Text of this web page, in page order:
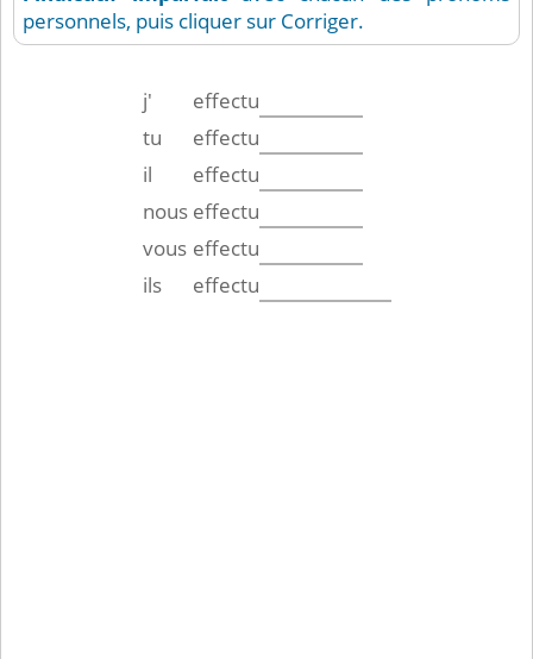
personnels, puis cliquer sur Corriger.
j'
effectu
tu
effectu
il
effectu
nous effectu
vous effectu
ils
effectu